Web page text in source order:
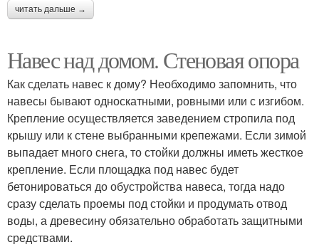
читать дальше →
Навес над домом. Стеновая опора
Как сделать навес к дому? Необходимо запомнить, что
навесы бывают односкатными, ровными или с изгибом.
Крепление осуществляется заведением стропила под
крышу или к стене выбранными крепежами. Если зимой
выпадает много снега, то стойки должны иметь жесткое
крепление. Если площадка под навес будет
бетонироваться до обустройства навеса, тогда надо
сразу сделать проемы под стойки и продумать отвод
воды, а древесину обязательно обработать защитными
средствами.